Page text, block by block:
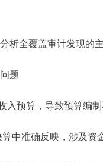
析全覆盖审计发现的
题
入预算，导致预算编
中准确反映，涉及资